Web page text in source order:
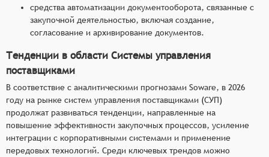
средства автоматизации документооборота, связанные с
закупочной деятельностью, включая создание,
согласование и архивирование документов.
Тенденции в области Системы управления
поставщиками
В соответствие с аналитическими прогнозами Soware, в 2026
году на рынке систем управления поставщиками (СУП)
продолжат развиваться тенденции, направленные на
повышение эффективности закупочных процессов, усиление
интеграции с корпоративными системами и применение
передовых технологий. Среди ключевых трендов можно